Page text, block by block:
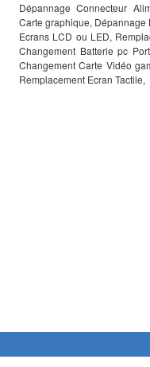
Dépannage Connecteur
Carte graphique, Dépannage
Ecrans LCD ou LED,
Changement Batterie pc
Changement Carte Vidéo
Remplacement Ecran Tactile,